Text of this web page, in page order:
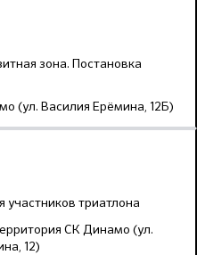
зона. Постановка
(ул. Василия Ерёмина, 12Б)
участников триатлона
СК Динамо (ул.
12)